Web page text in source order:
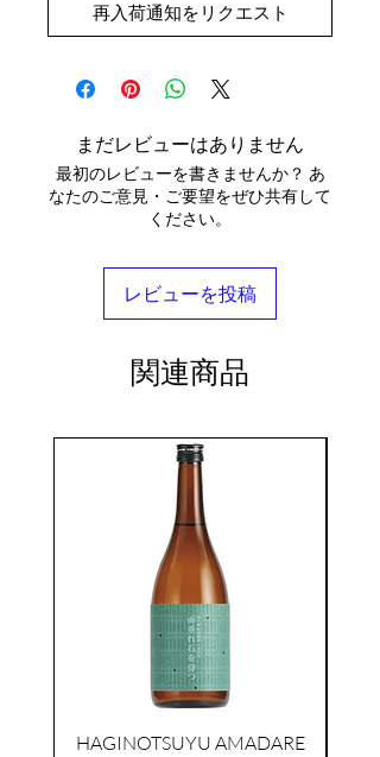
再入荷通知をリクエスト
まだレビューはありません
最初のレビューを書きませんか？ あ
なたのご意見・ご要望をぜひ共有して
ください。
レビューを投稿
関連商品
HAGINOTSUYU AMADARE